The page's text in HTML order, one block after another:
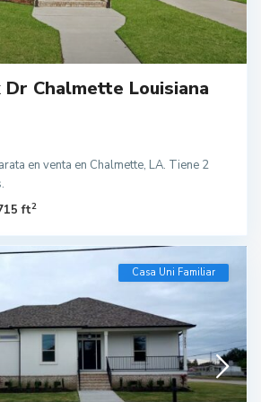
Chalmette Louisiana
en venta en Chalmette, LA. Tiene 2
ft2
Casa Uni Familiar